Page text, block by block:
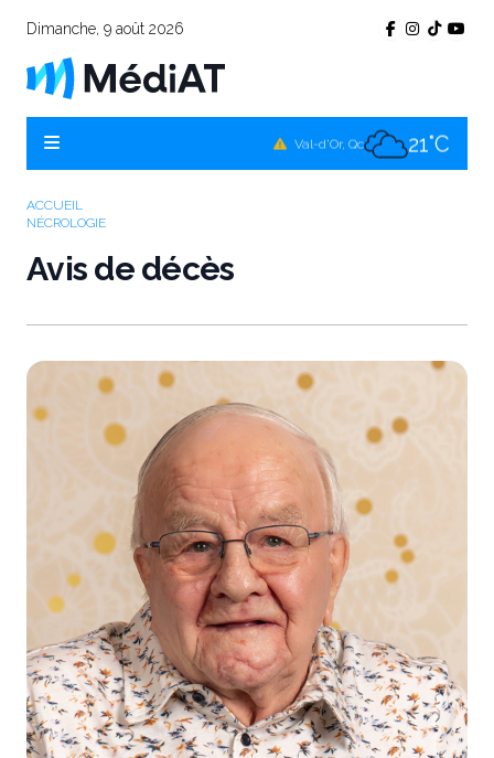
Dimanche, 9 août 2026
Val-d'Or, Qc 21°C
ACCUEIL
NÉCROLOGIE
Avis de décès